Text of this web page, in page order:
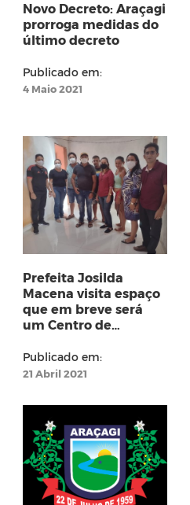
Novo Decreto: Araçagi
prorroga medidas do
último decreto
Publicado em:
4 Maio 2021
Prefeita Josilda
Macena visita espaço
que em breve será
um Centro de
Assentamento Maria
Preta
Publicado em:
21 Abril 2021